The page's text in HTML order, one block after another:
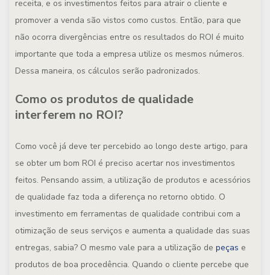
receita, e os investimentos feitos para atrair o cliente e
promover a venda são vistos como custos. Então, para que
não ocorra divergências entre os resultados do ROI é muito
importante que toda a empresa utilize os mesmos números.
Dessa maneira, os cálculos serão padronizados.
Como os produtos de qualidade
interferem no ROI?
Como você já deve ter percebido ao longo deste artigo, para
se obter um bom ROI é preciso acertar nos investimentos
feitos. Pensando assim, a utilização de produtos e acessórios
de qualidade faz toda a diferença no retorno obtido. O
investimento em ferramentas de qualidade contribui com a
otimização de seus serviços e aumenta a qualidade das suas
entregas, sabia? O mesmo vale para a utilização de peças e
produtos de boa procedência. Quando o cliente percebe que